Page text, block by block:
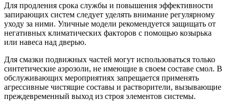
Для продления срока службы и повышения эффективности
запирающих систем следует уделять внимание регулярному
уходу за ними. Уличные модели рекомендуется защищать от
негативных климатических факторов с помощью козырька
или навеса над дверью.
Для смазки подвижных частей могут использоваться только
синтетические аэрозоли, не имеющие в своем составе смол. В
обслуживающих мероприятиях запрещается применять
агрессивные чистящие составы и растворители, вызывающие
преждевременный выход из строя элементов системы.